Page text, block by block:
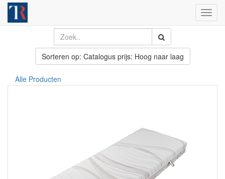
Sorteren op: Catalogus prijs: Hoog naar laag
Alle Producten